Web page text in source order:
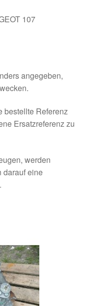
107
angegeben,
bestellte Referenz
Ersatzreferenz zu
werden
darauf eine